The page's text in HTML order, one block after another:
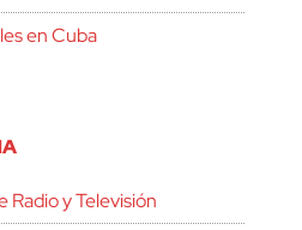
en Cuba
y Televisión